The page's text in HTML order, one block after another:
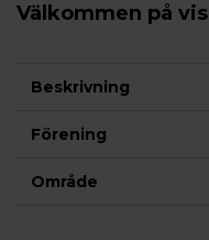
Välkommen på
Beskrivning
Förening
Område